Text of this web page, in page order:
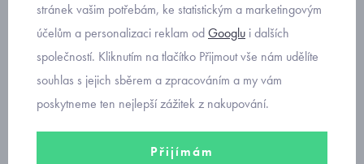
zimní čepice RDX s fleecem
Kostky FZ971P
stránek vašim potřebám, ke statistickým a marketingovým
účelům a personalizaci reklam odGooglu i dalších
společností. Kliknutím na tlačítko Přijmout vše nám udělíte
souhlas s jejich sběrem a zpracováním a my vám
poskytneme ten nejlepší zážitek z nakupování.
Přijímám